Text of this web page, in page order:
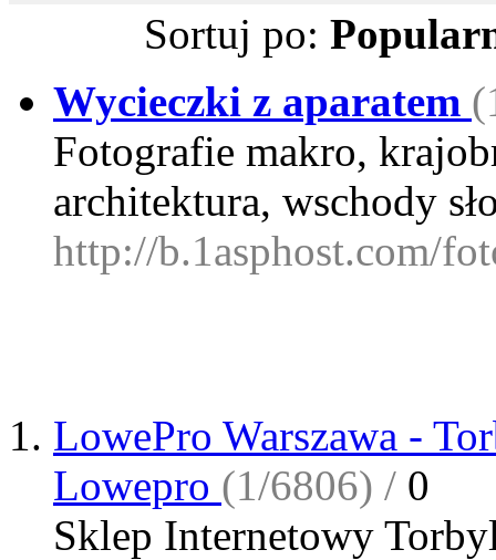
Sortuj po:
Wycieczki z aparatem
Fotografie makro,
architektura, wschody
http://b.1asphost.com/
LowePro Warszawa -
Lowepro (1/6806) / 0
Sklep Internetowy